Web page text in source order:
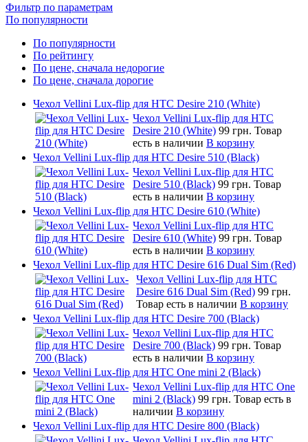
Фильтр по параметрам
По популярности
По популярности
По рейтингу
По цене, сначала недорогие
По цене, сначала дорогие
Чехол Vellini Lux-flip для HTC Desire 210 (White)
Чехол Vellini Lux-flip для HTC
Desire 210 (White) 99 грн. Товар
есть в наличии В корзину
Чехол Vellini Lux-flip для HTC Desire 510 (Black)
Чехол Vellini Lux-flip для HTC
Desire 510 (Black) 99 грн. Товар
есть в наличии В корзину
Чехол Vellini Lux-flip для HTC Desire 610 (White)
Чехол Vellini Lux-flip для HTC
Desire 610 (White) 99 грн. Товар
есть в наличии В корзину
Чехол Vellini Lux-flip для HTC Desire 616 Dual Sim (Red)
Чехол Vellini Lux-flip для HTC
Desire 616 Dual Sim (Red) 99 грн.
Товар есть в наличии В корзину
Чехол Vellini Lux-flip для HTC Desire 700 (Black)
Чехол Vellini Lux-flip для HTC
Desire 700 (Black) 99 грн. Товар
есть в наличии В корзину
Чехол Vellini Lux-flip для HTC One mini 2 (Black)
Чехол Vellini Lux-flip для HTC One
mini 2 (Black) 99 грн. Товар есть в
наличии В корзину
Чехол Vellini Lux-flip для HTC Desire 800 (Black)